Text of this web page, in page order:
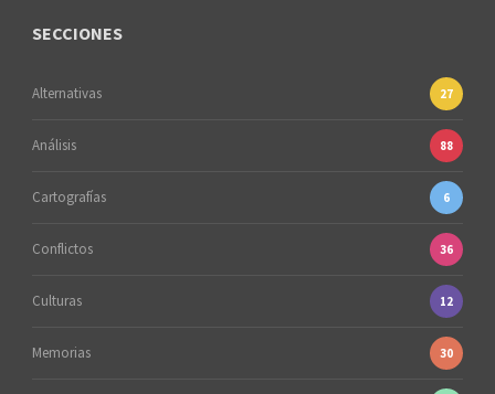
SECCIONES
Alternativas 27
Análisis 88
Cartografías 6
Conflictos 36
Culturas 12
Memorias 30